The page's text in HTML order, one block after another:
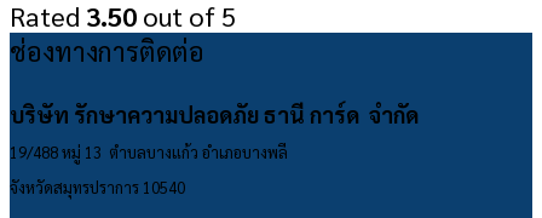
Rated 3.50 out of 5
ช่องทางการติดต่อ
บริษัท รักษาความปลอดภัย ธานี การ์ด จำกัด
19/488 หมู่ 13 ตำบลบางแก้ว อำเภอบางพลี
จังหวัดสมุทรปราการ 10540